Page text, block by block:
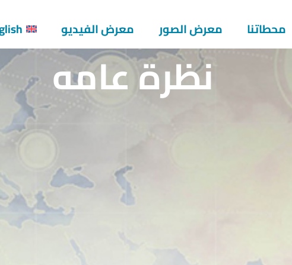
محطاتنا معرض الصور معرض الفيديو
نظرة عامه